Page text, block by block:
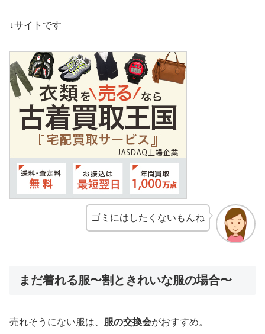
↓サイトです
ゴミにはしたくないもんね
まだ着れる服〜割ときれいな服の場合〜
売れそうにない服は、 服の交換会がおすすめ。